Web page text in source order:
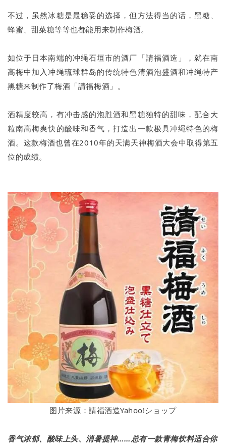
不过，虽然冰糖是最稳妥的选择，但方法得当的话，黑糖、
蜂蜜、甜菜糖等等也都能用来制作梅酒。
如位于日本南端的冲绳石垣市的酒厂「請福酒造」，就在南
高梅中加入冲绳琉球群岛的传统特色清酒泡盛酒和冲绳特产
黑糖来制作了梅酒「請福梅酒」。
酒精度较高，有冲击感的泡胜酒和黑糖独特的甜味，配合大
粒南高梅爽快的酸味和香气，打造出一款极具冲绳特色的梅
酒。这款梅酒也曾在2010年的天满天神梅酒大会中取得第五
位的成绩。
图片来源：請福酒造Yahoo!ショップ
香气浓郁、酸味上头、消暑提神……总有一款青梅饮料适合你